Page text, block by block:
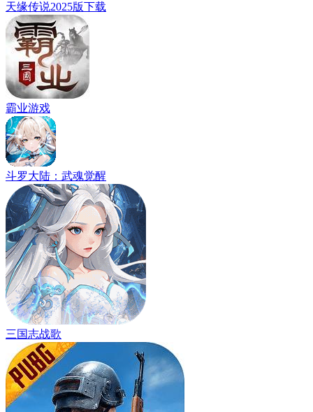
天缘传说2025版下载
霸业游戏
斗罗大陆：武魂觉醒
三国志战歌